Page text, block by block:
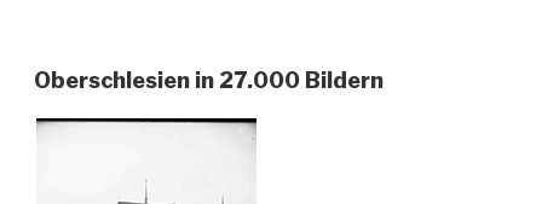
Muckefuck.
zwischen
Oberschlesien in 27.000 Bildern